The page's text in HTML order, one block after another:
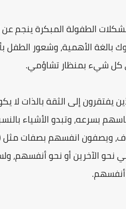
الطفولة المبكرة ينجم
بالغة الأهمية، وشعور الطفل
كل شيء بمنظار تشاؤمي.
يفتقرون إلى الثقة بالذات
بسرعه، وتبدو الأشياء
ويصفون انفسهم بصفات مثل
نحو الآخرين أو نحو أنفسهم،